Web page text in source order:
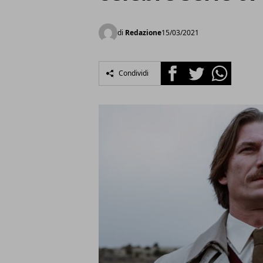
di Redazione15/03/2021
Condividi FacebookTwitterWhatsapp